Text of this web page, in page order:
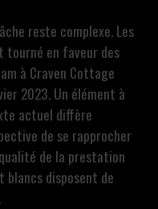
reste complexe. Les
tourné en faveur des
à Craven Cottage
2023. Un élément à
actuel diffère
de se rapprocher
de la prestation
blancs disposent de